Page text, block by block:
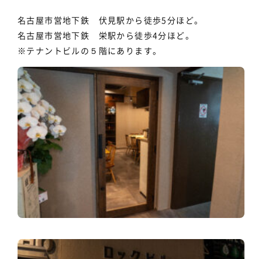
名古屋市営地下鉄 伏見駅から徒歩5分ほど。
名古屋市営地下鉄 栄駅から徒歩4分ほど。
※テナントビルの５階にあります。